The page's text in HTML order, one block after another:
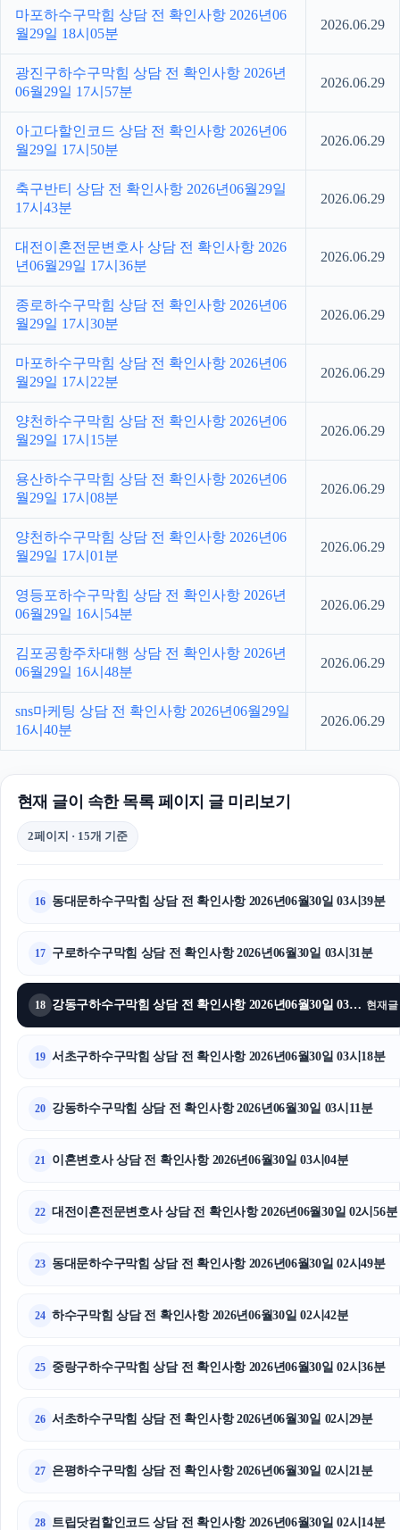
마포하수구막힘 상담 전 확인사항 2026년06
월29일 18시05분
2026.06.29
광진구하수구막힘 상담 전 확인사항 2026년
06월29일 17시57분
2026.06.29
아고다할인코드 상담 전 확인사항 2026년06
월29일 17시50분
2026.06.29
축구반티 상담 전 확인사항 2026년06월29일
17시43분
2026.06.29
대전이혼전문변호사 상담 전 확인사항 2026
년06월29일 17시36분
2026.06.29
종로하수구막힘 상담 전 확인사항 2026년06
월29일 17시30분
2026.06.29
마포하수구막힘 상담 전 확인사항 2026년06
월29일 17시22분
2026.06.29
양천하수구막힘 상담 전 확인사항 2026년06
월29일 17시15분
2026.06.29
용산하수구막힘 상담 전 확인사항 2026년06
월29일 17시08분
2026.06.29
양천하수구막힘 상담 전 확인사항 2026년06
월29일 17시01분
2026.06.29
영등포하수구막힘 상담 전 확인사항 2026년
06월29일 16시54분
2026.06.29
김포공항주차대행 상담 전 확인사항 2026년
06월29일 16시48분
2026.06.29
sns마케팅 상담 전 확인사항 2026년06월29일
16시40분
2026.06.29
현재 글이 속한 목록 페이지 글 미리보기
2페이지 · 15개 기준
16 동대문하수구막힘 상담 전 확인사항 2026년06월30일 03시39분
17 구로하수구막힘 상담 전 확인사항 2026년06월30일 03시31분
18 강동구하수구막힘 상담 전 확인사항 2026년06월30일 03시26분 현재글
19 서초구하수구막힘 상담 전 확인사항 2026년06월30일 03시18분
20 강동하수구막힘 상담 전 확인사항 2026년06월30일 03시11분
21 이혼변호사 상담 전 확인사항 2026년06월30일 03시04분
22 대전이혼전문변호사 상담 전 확인사항 2026년06월30일 02시56분
23 동대문하수구막힘 상담 전 확인사항 2026년06월30일 02시49분
24 하수구막힘 상담 전 확인사항 2026년06월30일 02시42분
25 중랑구하수구막힘 상담 전 확인사항 2026년06월30일 02시36분
26 서초하수구막힘 상담 전 확인사항 2026년06월30일 02시29분
27 은평하수구막힘 상담 전 확인사항 2026년06월30일 02시21분
28 트립닷컴할인코드 상담 전 확인사항 2026년06월30일 02시14분